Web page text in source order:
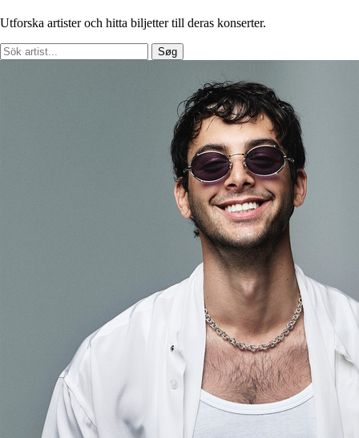
Utforska artister och hitta biljetter till deras konserter.
Søg